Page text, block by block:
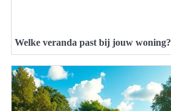
Welke veranda past bij jouw woning?